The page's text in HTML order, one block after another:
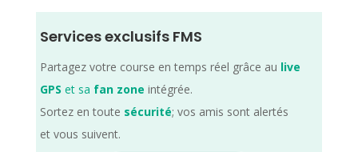
Services exclusifs FMS
Partagez votre course en temps réel grâce au live
GPS et sa fan zone intégrée.
Sortez en toute sécurité; vos amis sont alertés
et vous suivent.